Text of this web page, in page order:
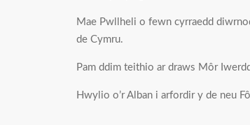
Mae Pwllheli o fewn cyrraedd
de Cymru.
Pam ddim teithio ar draws Môr
Hwylio o’r Alban i arfordir y de neu